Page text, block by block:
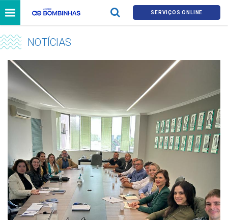
SERVIÇOS ONLINE
NOTÍCIAS